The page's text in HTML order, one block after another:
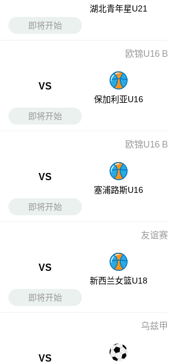
湖北青年星U21
即将开始
欧锦U16 B
VS
保加利亚U16
即将开始
欧锦U16 B
VS
塞浦路斯U16
即将开始
友谊赛
VS
新西兰女篮U18
即将开始
乌兹甲
VS